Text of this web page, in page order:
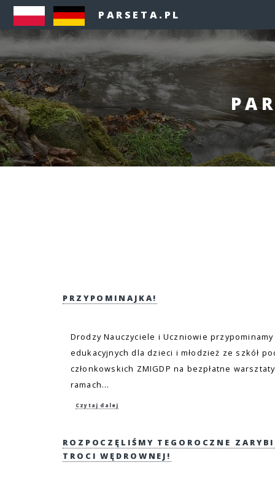
PARSETA.PL
PRZYPOMINAJKA!
Drodzy Nauczyciele i Uczniowie
edukacyjnych dla dzieci i młodzież ze szkół
członkowskich ZMIGDP na bezpłatne
ramach...
Czytaj dalej
ROZPOCZĘLIŚMY TEGOROCZNE
TROCI WĘDROWNEJ!